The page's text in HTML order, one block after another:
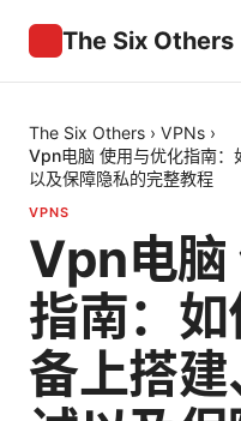
The Six Others
The Six Others › VPNs ›
Vpn电脑 使用与优化指南：
以及保障隐私的完整教程
VPNS
Vpn电脑
指南：
备上搭建